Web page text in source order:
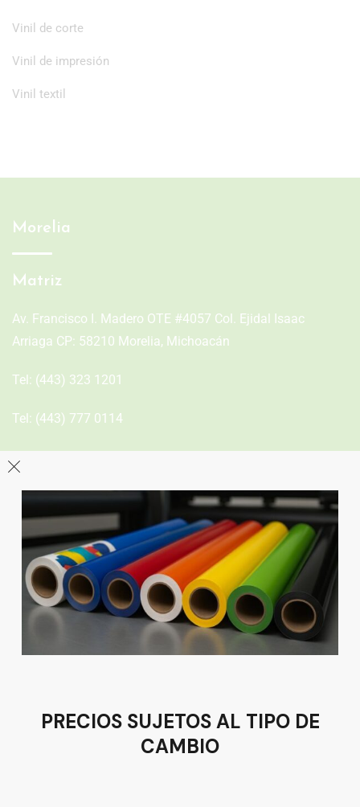
Vinil de corte
Vinil de impresión
Vinil textil
Morelia
Matriz
Av. Francisco I. Madero OTE #4057 Col. Ejidal Isaac
Arriaga CP: 58210 Morelia, Michoacán
Tel: (443) 323 1201
Tel: (443) 777 0114
León
Sucursal
Av del Astillero 129 Centro bodeguero Las Trojes León,
Guanajuato
Tel:(477) 776 8994
Términos y condiciones
PRECIOS SUJETOS AL TIPO DE
CAMBIO